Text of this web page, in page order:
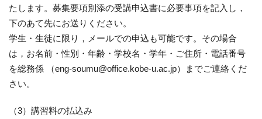
たします。募集要項別添の受講申込書に必要事項を記入し，
下のあて先にお送りください。
学生・生徒に限り，メールでの申込も可能です。その場合
は，お名前・性別・年齢・学校名・学年・ご住所・電話番号
を総務係 （eng-soumu@office.kobe-u.ac.jp）までご連絡くだ
さい。
（3）講習料の払込み